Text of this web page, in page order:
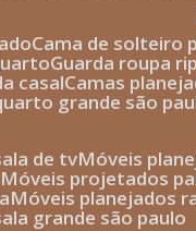
cama de solteiro
guarda roupa
casal camas
grande são
de tv
móveis
móveis projetados
móveis planejados
grande são paulo